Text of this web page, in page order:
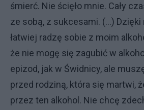
śmierć. Nie ścięło mnie. Cały
ze sobą, z sukcesami. (...)
łatwiej radzę sobie z moim
że nie mogę się zagubić w
epizod, jak w Świdnicy, ale
przed rodziną, która się martwi,
przez ten alkohol. Nie chcę